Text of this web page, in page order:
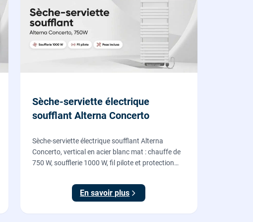
Sèche-serviette électrique
soufflant Alterna Concerto
Sèche-serviette électrique soufflant Alterna
Concerto, vertical en acier blanc mat : chauffe de
750 W, soufflerie 1000 W, fil pilote et protection
En savoir plus